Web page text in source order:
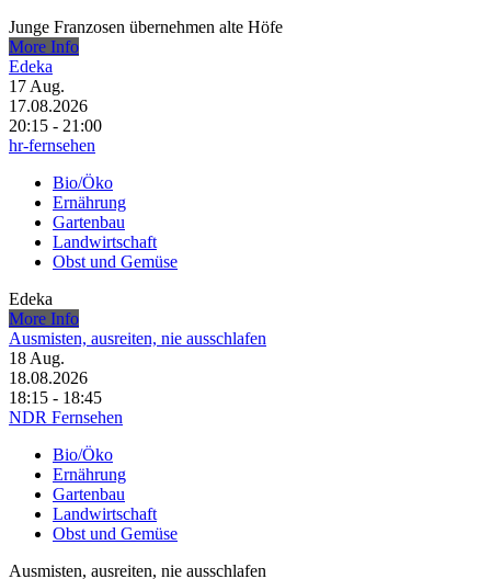
Junge Franzosen übernehmen alte Höfe
More Info
Edeka
17 Aug.
17.08.2026
20:15 - 21:00
hr-fernsehen
Bio/Öko
Ernährung
Gartenbau
Landwirtschaft
Obst und Gemüse
Edeka
More Info
Ausmisten, ausreiten, nie ausschlafen
18 Aug.
18.08.2026
18:15 - 18:45
NDR Fernsehen
Bio/Öko
Ernährung
Gartenbau
Landwirtschaft
Obst und Gemüse
Ausmisten, ausreiten, nie ausschlafen